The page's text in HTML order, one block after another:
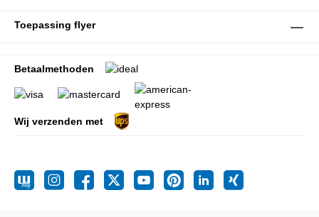
Toepassing flyer
Betaalmethoden
Wij verzenden met